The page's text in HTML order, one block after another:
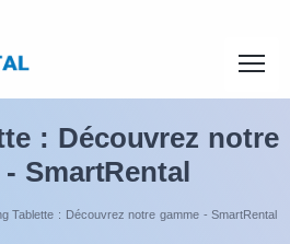
: Découvrez notre
SmartRental
Tablette : Découvrez notre gamme - SmartRental